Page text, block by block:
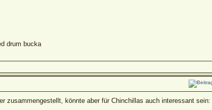
drum bucka
zusammengestellt, könnte aber für Chinchillas auch interessant sein: